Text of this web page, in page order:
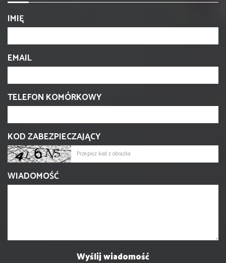
IMIĘ
EMAIL
TELEFON KOMÓRKOWY
KOD ZABEZPIECZAJĄCY
WIADOMOŚĆ